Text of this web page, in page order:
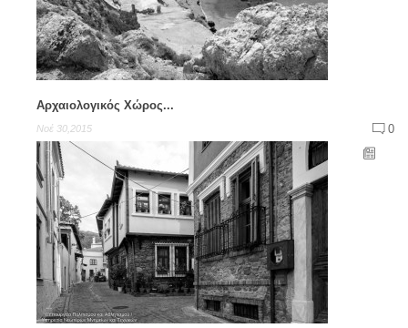
Αρχαιολογικός Χώρος...
Νοέ 30,2015 0